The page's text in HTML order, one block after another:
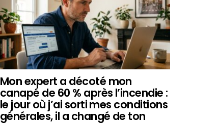
Mon expert a décoté mon
canapé de 60 % après l’incendie :
le jour où j’ai sorti mes conditions
générales, il a changé de ton